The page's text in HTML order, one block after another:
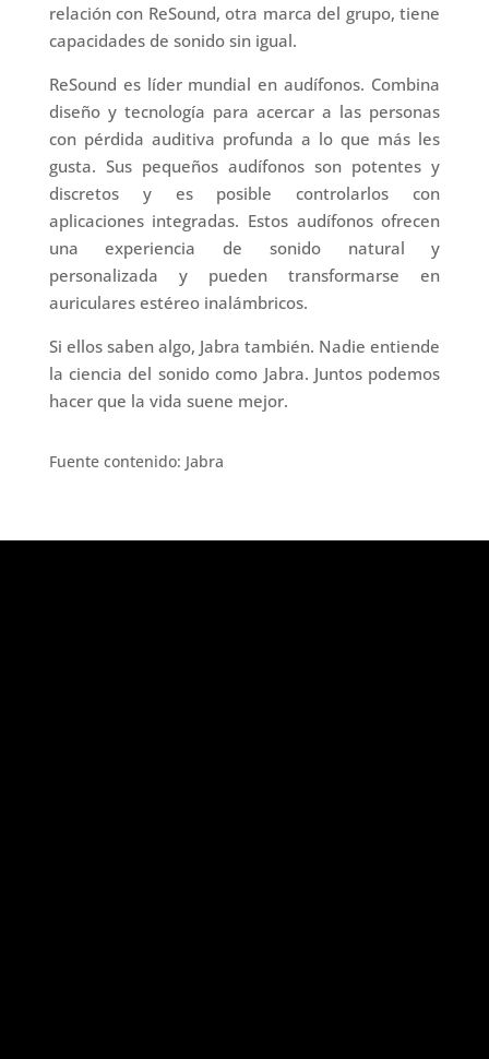
relación con ReSound, otra marca del grupo, tiene
capacidades de sonido sin igual.
ReSound es líder mundial en audífonos. Combina
diseño y tecnología para acercar a las personas
con pérdida auditiva profunda a lo que más les
gusta. Sus pequeños audífonos son potentes y
discretos y es posible controlarlos con
aplicaciones integradas. Estos audífonos ofrecen
una experiencia de sonido natural y
personalizada y pueden transformarse en
auriculares estéreo inalámbricos.
Si ellos saben algo, Jabra también. Nadie entiende
la ciencia del sonido como Jabra. Juntos podemos
hacer que la vida suene mejor.
Fuente contenido: Jabra